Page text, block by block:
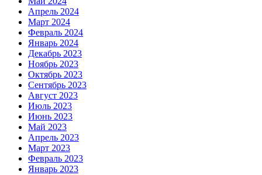
Апрель 2024
Март 2024
Февраль 2024
Январь 2024
Декабрь 2023
Ноябрь 2023
Октябрь 2023
Сентябрь 2023
Август 2023
Июль 2023
Июнь 2023
Май 2023
Апрель 2023
Март 2023
Февраль 2023
Январь 2023